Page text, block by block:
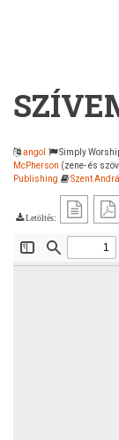
angol Simply
McPherson (zene- és
Publishing
Szent
Letöltés: